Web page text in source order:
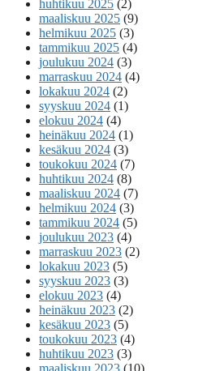
huhtikuu 2025 (2)
maaliskuu 2025 (9)
helmikuu 2025 (3)
tammikuu 2025 (4)
joulukuu 2024 (3)
marraskuu 2024 (4)
lokakuu 2024 (2)
syyskuu 2024 (1)
elokuu 2024 (4)
heinäkuu 2024 (1)
kesäkuu 2024 (3)
toukokuu 2024 (7)
huhtikuu 2024 (8)
maaliskuu 2024 (7)
helmikuu 2024 (3)
tammikuu 2024 (5)
joulukuu 2023 (4)
marraskuu 2023 (2)
lokakuu 2023 (5)
syyskuu 2023 (3)
elokuu 2023 (4)
heinäkuu 2023 (2)
kesäkuu 2023 (5)
toukokuu 2023 (4)
huhtikuu 2023 (3)
maaliskuu 2023 (10)